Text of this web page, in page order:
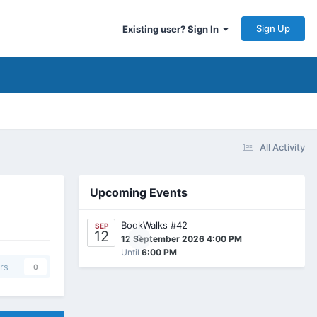
Existing user? Sign In Sign Up
All Activity
0
Upcoming Events
SEP
12 0
BookWalks #42
12 September 2026 4:00 PM
Until 6:00 PM